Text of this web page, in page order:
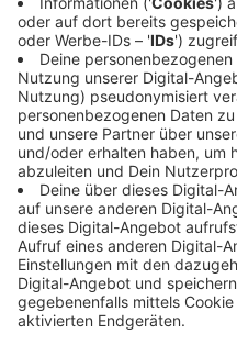
Immer auf
Verpass' nichts mehr -